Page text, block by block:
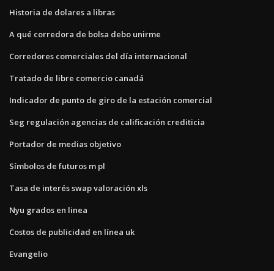
Historia de dolares a libras
A qué corredora de bolsa debo unirme
Corredores comerciales del día internacional
Tratado de libre comercio canadá
Indicador de punto de giro de la estación comercial
Seg regulación agencias de calificación crediticia
Portador de medias objetivo
Símbolos de futuros m pl
Tasa de interés swap valoración xls
Nyu grados en linea
Costos de publicidad en línea uk
Evangelio